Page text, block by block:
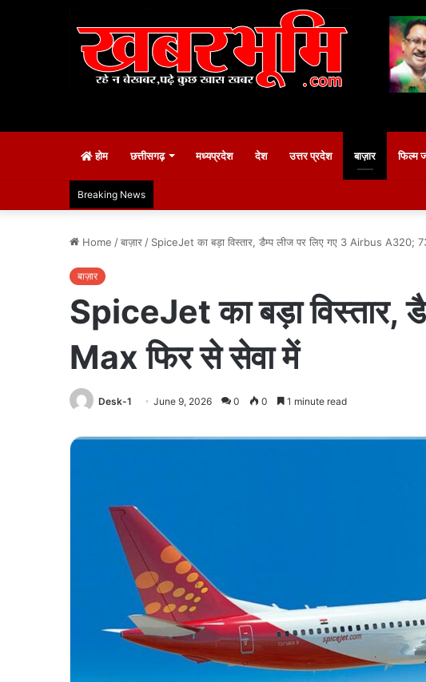
होम छत्तीसगढ़ मध्यप्रदेश देश उत्तर प्रदेश बाज़ार फिल्म
Breaking News
Home /बाज़ार / SpiceJet का बड़ा विस्तार, डैम्प लीज पर लिए गए 3 Airbus A320;
बाज़ार
SpiceJet का बड़ा
Max फिर से सेवा में
Desk-1 June 9, 2026 0 0 1 minute read